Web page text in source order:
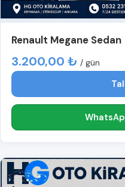
Renault Megane Sedan
3.200,00 ₺ / gün